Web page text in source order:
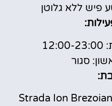
פיש ללא גלוטן
סגור
Strada Ion